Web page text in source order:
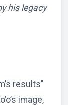
his legacy
results"
image,